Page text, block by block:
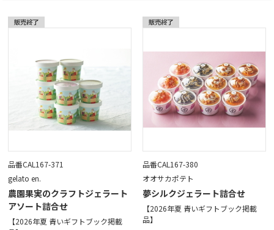
品番CAL167-371
gelato en.
農園果実のクラフトジェラート
アソート詰合せ
【2026年夏 青いギフトブック掲載
品番CAL167-380
オオサカポテト
夢シルクジェラート詰合せ
【2026年夏 青いギフトブック掲載
品】